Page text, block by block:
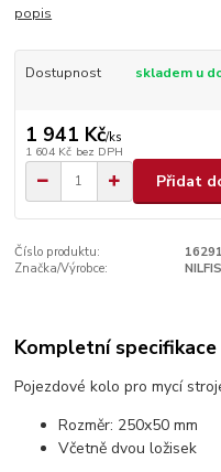
popis
Dostupnost skladem u
1 941 Kč/ks
1 604 Kč bez DPH
Přidat
Číslo produktu:
Značka/Výrobce:
Kompletní specifikace
Pojezdové kolo pro mycí
Rozměr: 250x50 mm
Včetně dvou ložisek